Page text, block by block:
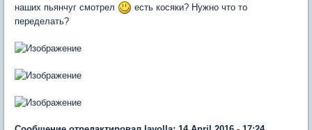
наших пьянчуг смотрел
есть косяки? Нужно что то
переделать?